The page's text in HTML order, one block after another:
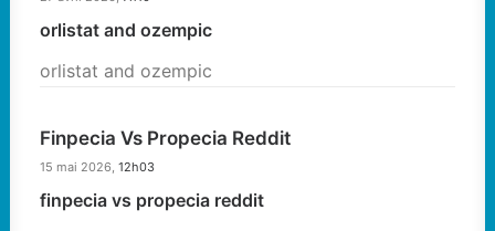
orlistat and ozempic
orlistat and ozempic
Finpecia Vs Propecia Reddit
15 mai 2026, 12h03
finpecia vs propecia reddit